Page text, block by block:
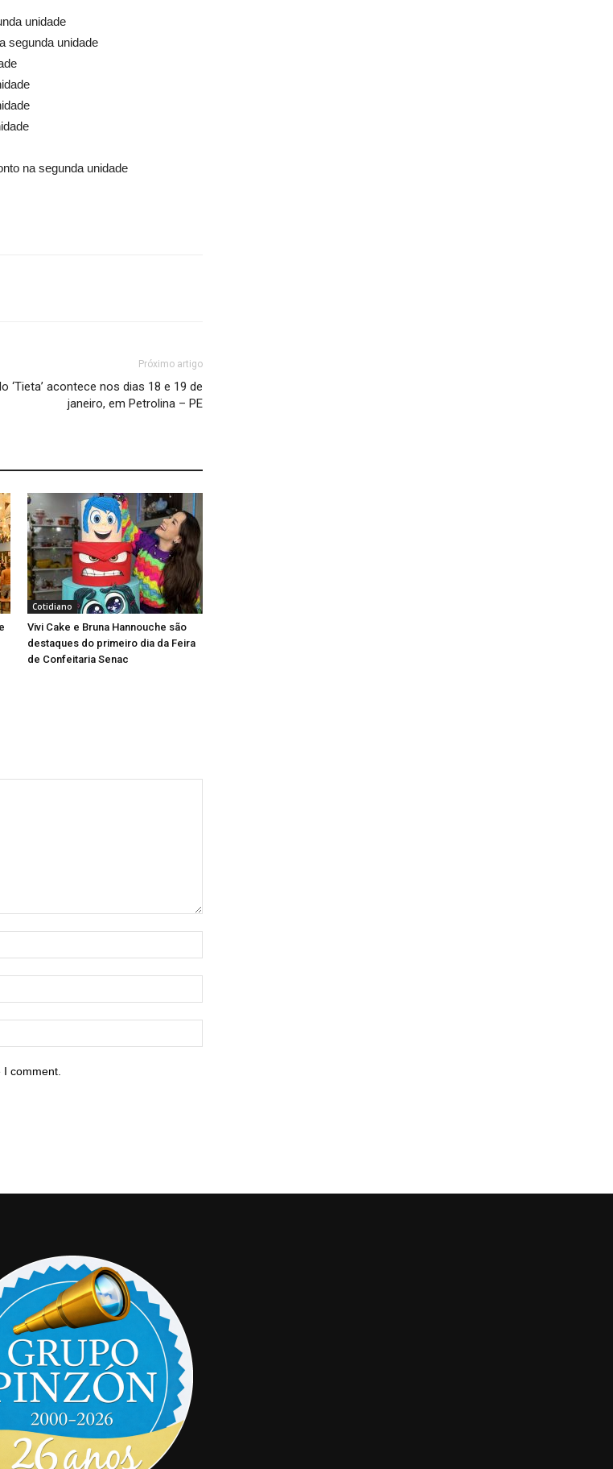
unidade
segunda unidade
na segunda unidade
Próximo artigo
‘Tieta’ acontece nos dias 18 e 19 de
janeiro, em Petrolina – PE
Cotidiano
Vivi Cake e Bruna Hannouche são
destaques do primeiro dia da Feira
de Confeitaria Senac
comment.